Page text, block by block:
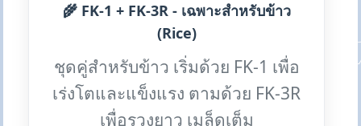
🌾 FK-1 + FK-3R - เฉพาะสำหรับข้าว
(Rice)
ชุดคู่สำหรับข้าว เริ่มด้วย FK-1 เพื่อ
เร่งโตและแข็งแรง ตามด้วย FK-3R
เพื่อรวงยาว เมล็ดเต็ม